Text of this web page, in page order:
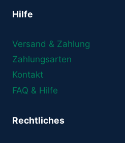
Hilfe
Versand & Zahlung
Zahlungsarten
Kontakt
FAQ & Hilfe
Rechtliches